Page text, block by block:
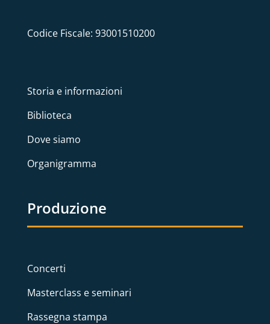
Codice Fiscale: 93001510200
Storia e informazioni
Biblioteca
Dove siamo
Organigramma
Produzione
Concerti
Masterclass e seminari
Rassegna stampa